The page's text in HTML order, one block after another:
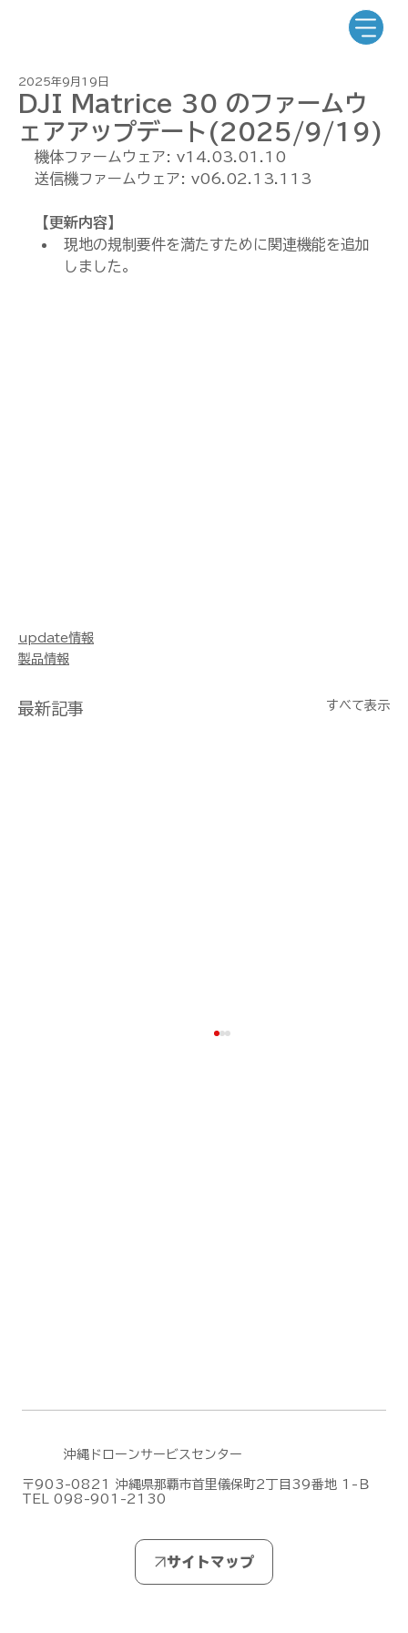
DJI Matrice 30 のファームウ
ェアアップデート(2025/9/19)
2025年9月19日
機体ファームウェア: v14.03.01.10
送信機ファームウェア: v06.02.13.113
【更新内容】
現地の規制要件を満たすために関連機能を追加
しました。
update情報
製品情報
最新記事 すべて表示
沖縄ドローンサービスセンター
〒903-0821 沖縄県那覇市首里儀保町2丁目39番地 1-Ｂ
TEL 098-901-2130